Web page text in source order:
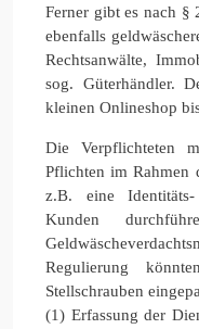
Ferner gibt es nach §
ebenfalls
Rechtsanwälte,
sog. Güterhändler.
kleinen Onlineshop
Die Verpflichteten
Pflichten im Rahmen
z.B. eine
Kunden
Regulierung
Stellschrauben
(1) Erfassung der